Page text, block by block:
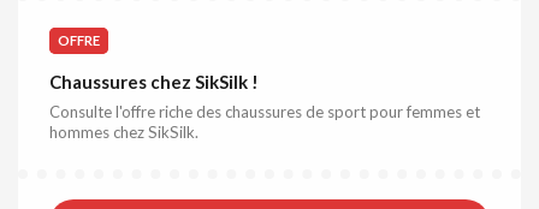
OFFRE
Chaussures chez SikSilk !
Consulte l'offre riche des chaussures de sport pour femmes et
hommes chez SikSilk.